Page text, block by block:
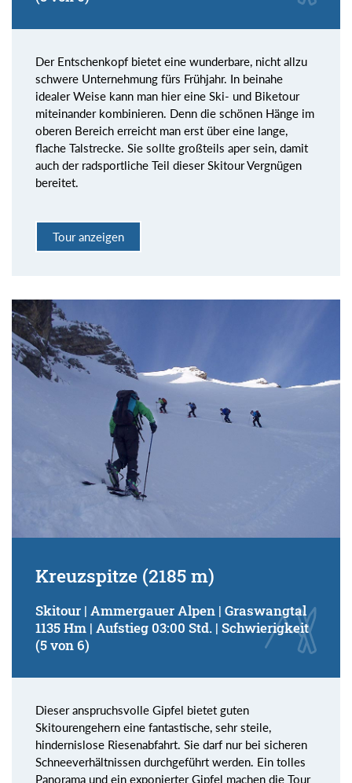
Der Entschenkopf bietet eine wunderbare, nicht allzu
schwere Unternehmung fürs Frühjahr. In beinahe
idealer Weise kann man hier eine Ski- und Biketour
miteinander kombinieren. Denn die schönen Hänge im
oberen Bereich erreicht man erst über eine lange,
flache Talstrecke. Sie sollte großteils aper sein, damit
auch der radsportliche Teil dieser Skitour Vergnügen
bereitet.
Tour anzeigen
Kreuzspitze (2185 m)
Skitour | Ammergauer Alpen | Graswangtal
1135 Hm | Aufstieg 03:00 Std. | Schwierigkeit
(5 von 6)
Dieser anspruchsvolle Gipfel bietet guten
Skitourengehern eine fantastische, sehr steile,
hindernislose Riesenabfahrt. Sie darf nur bei sicheren
Schneeverhältnissen durchgeführt werden. Ein tolles
Panorama und ein exponierter Gipfel machen die Tour